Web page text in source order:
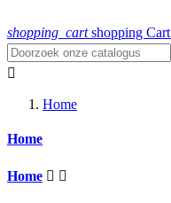
shopping_cart shopping Cart

Home
Home
Home  